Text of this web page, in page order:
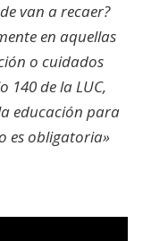
van a recaer?
en aquellas
o cuidados
140 de la LUC,
educación para
es obligatoria»